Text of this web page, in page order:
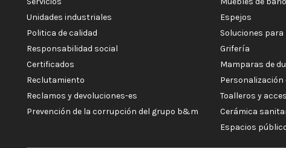
unidades industriales
politica de calidad
responsabilidad social
certificados
reclutamiento
reclamos y devoluciones-es
prevención de la corrupción del grupo b&m
espejos
soluciones
grifería
mamparas de
toalleros y
cerámica
espacios